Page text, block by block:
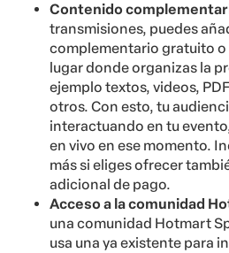
Contenido
transmisiones, puedes
complementario gratuito o
lugar donde organizas la
ejemplo textos, videos,
otros. Con esto, tu
interactuando en tu
en vivo en ese momento.
más si eliges ofrecer
adicional de pago.
Acceso a la comunidad
una comunidad Hotmart
usa una ya existente para